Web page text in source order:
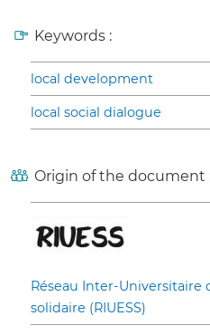
Keywords :
local development
local social dialogue
Origin of the document
Réseau Inter-Universitaire
solidaire (RIUESS)